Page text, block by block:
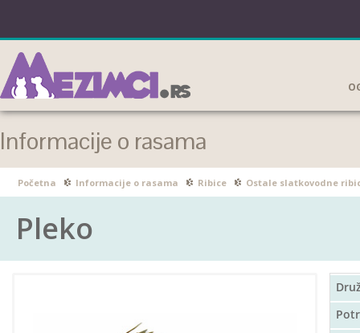
Informacije o rasama
Početna Informacije o rasama Ribice Ostale slatkovodne
Pleko